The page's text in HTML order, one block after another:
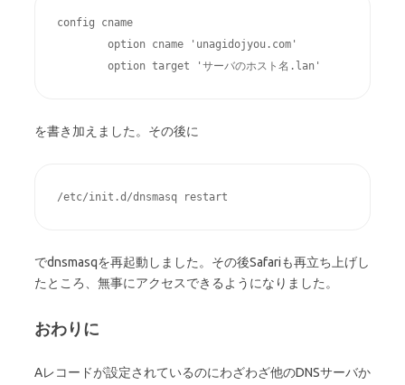
config cname
        option target 'サーバのホスト名.lan'
を書き加えました。その後に
/etc/init.d/dnsmasq restart
でdnsmasqを再起動しました。その後Safariも再立ち上げし
たところ、無事にアクセスできるようになりました。
おわりに
Aレコードが設定されているのにわざわざ他のDNSサーバか